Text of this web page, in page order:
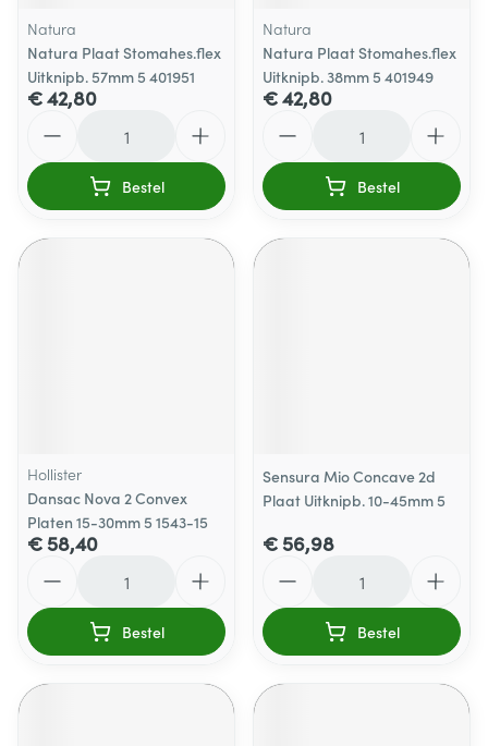
Natura
Natura Plaat Stomahes.flex
Uitknipb. 57mm 5 401951
€ 42,80
Bestel
Natura
Natura Plaat Stomahes.flex
Uitknipb. 38mm 5 401949
€ 42,80
Bestel
Hollister
Dansac Nova 2 Convex
Platen 15-30mm 5 1543-15
€ 58,40
Bestel
Sensura Mio Concave 2d
Plaat Uitknipb. 10-45mm 5
€ 56,98
Bestel